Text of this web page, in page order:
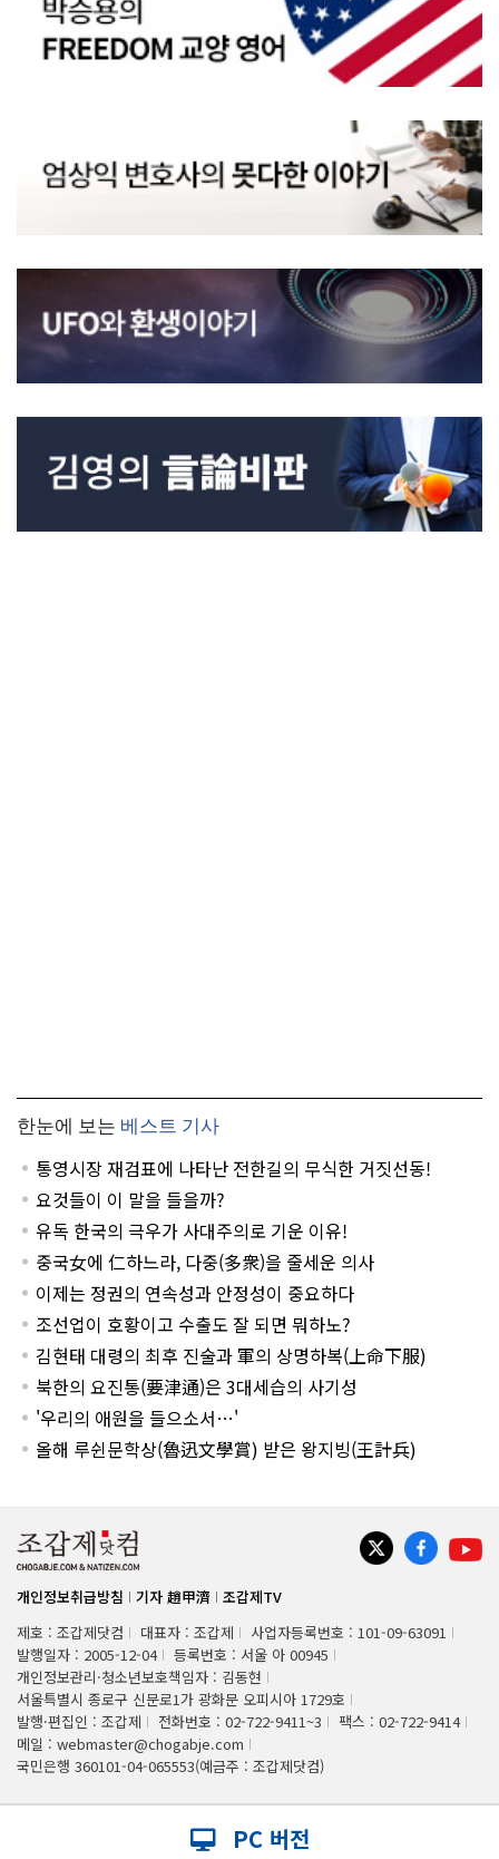
한눈에 보는 베스트 기사
통영시장 재검표에 나타난 전한길의 무식한 거짓선동!
요것들이 이 말을 들을까?
유독 한국의 극우가 사대주의로 기운 이유!
중국女에 仁하느라, 다중(多衆)을 줄세운 의사
이제는 정권의 연속성과 안정성이 중요하다
조선업이 호황이고 수출도 잘 되면 뭐하노?
김현태 대령의 최후 진술과 軍의 상명하복(上命下服)
북한의 요진통(要津通)은 3대세습의 사기성
'우리의 애원을 들으소서…'
올해 루쉰문학상(魯迅文學賞) 받은 왕지빙(王計兵)
개인정보취급방침 기자 趙甲濟
조갑제TV
제호 : 조갑제닷컴
대표자 : 조갑제
사업자등록번호 : 101-09-63091
발행일자 : 2005-12-04
등록번호 : 서울 아 00945
개인정보관리·청소년보호책임자 : 김동현
서울특별시 종로구 신문로1가 광화문 오피시아 1729호
발행·편집인 : 조갑제
전화번호 : 02-722-9411~3
팩스 : 02-722-9414
메일 : webmaster@chogabje.com
국민은행 360101-04-065553(예금주 : 조갑제닷컴)
PC 버전